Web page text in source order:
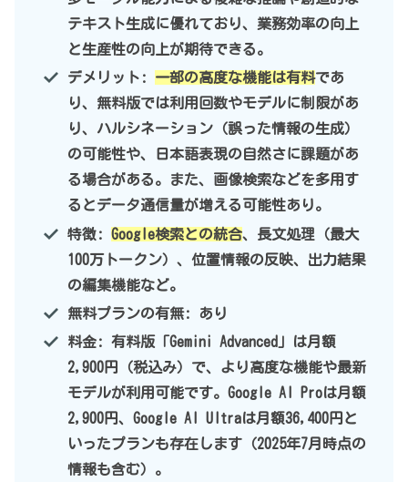
テキスト生成に優れており、業務効率の向上
と生産性の向上が期待できる。
デメリット: 一部の高度な機能は有料であ
り、無料版では利用回数やモデルに制限があ
り、ハルシネーション（誤った情報の生成）
の可能性や、日本語表現の自然さに課題があ
る場合がある。また、画像検索などを多用す
るとデータ通信量が増える可能性あり。
特徴: Google検索との統合、長文処理（最大
100万トークン）、位置情報の反映、出力結果
の編集機能など。
無料プランの有無: あり
料金:
有料版「Gemini Advanced」は月額
2,900円（税込み）で、より高度な機能や最新
モデルが利用可能です。Google AI Proは月額
2,900円、Google AI Ultraは月額36,400円と
いったプランも存在します（2025年7月時点の
情報も含む）。